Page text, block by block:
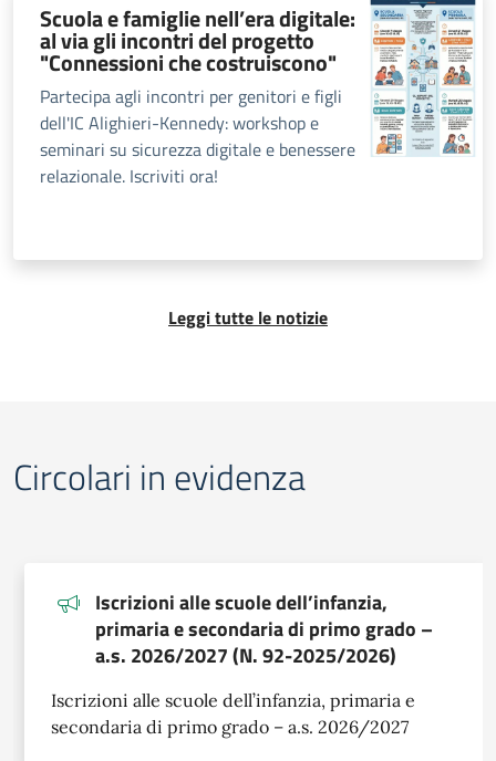
Scuola e famiglie nell’era digitale:
al via gli incontri del progetto
"Connessioni che costruiscono"
Partecipa agli incontri per genitori e figli
dell'IC Alighieri-Kennedy: workshop e
seminari su sicurezza digitale e benessere
relazionale. Iscriviti ora!
Leggi tutte le notizie
Circolari in evidenza
Iscrizioni alle scuole dell’infanzia,
primaria e secondaria di primo grado –
a.s. 2026/2027 (N. 92-2025/2026)
Iscrizioni alle scuole dell’infanzia, primaria e
secondaria di primo grado – a.s. 2026/2027